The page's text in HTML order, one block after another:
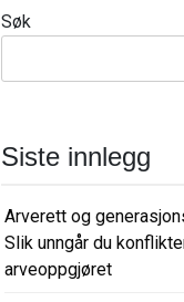
Søk
Siste innlegg
Arverett og
Slik unngår du
arveoppgjøret